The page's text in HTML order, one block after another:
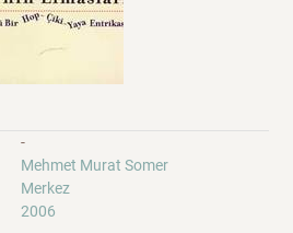
-
Mehmet Murat Somer
Merkez
2006